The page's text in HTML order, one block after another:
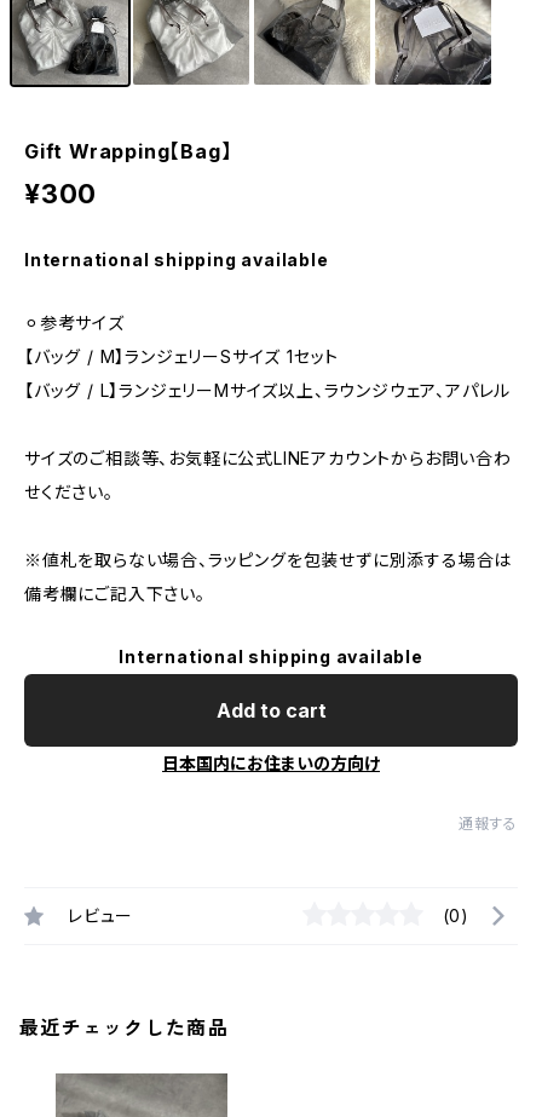
Gift Wrapping【Bag】
¥300
International shipping available
⚪︎参考サイズ
【バッグ / M】ランジェリーSサイズ 1セット
【バッグ / L】ランジェリーMサイズ以上、ラウンジウェア、アパレル
サイズのご相談等、お気軽に公式LINEアカウントからお問い合わ
せください。
※値札を取らない場合、ラッピングを包装せずに別添する場合は
備考欄にご記入下さい。
International shipping available
Add to cart
日本国内にお住まいの方向け
通報する
レビュー (0)
最近チェックした商品